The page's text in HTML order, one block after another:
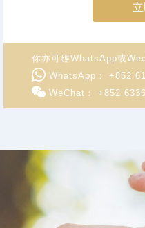
你亦可經WhatsApp或
WhatsApp： +852
WeChat： +852